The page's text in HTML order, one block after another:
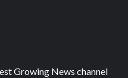
Growing News channel